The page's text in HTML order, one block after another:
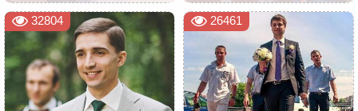
32804 26461